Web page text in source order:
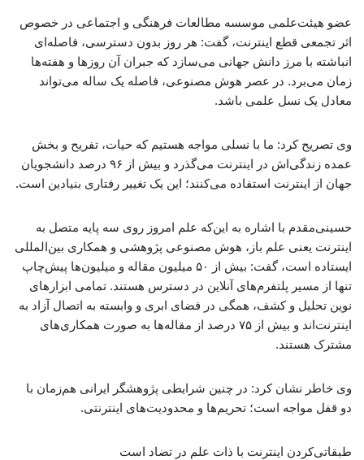
عضو هیئت‌علمی موسسه مطالعات فرهنگی و اجتماعی در خصوص
اثر تجمعی قطع اینترنت، گفت: هر روز بدون دسترسی، فاصله‌ای
انباشته با مرز دانش جهانی می‌سازد که جبران آن روزها و هفته‌ها
زمان می‌برد. در عصر هوش مصنوعی، فاصله یک ساله می‌تواند
معادل یک نسل علمی باشد.
وی تصریح کرد: ما با نسلی مواجه هستیم که حیات، تفریح و بخش
عمده زندگی‌اش در اینترنت می‌گذرد و بیش از ۹۶ درصد دانشجویان
جهان از اینترنت استفاده می‌کنند؛ این یک تغییر رفتاری بنیادین است.
حسینی‌مقدم با اشاره به این‌که علم امروز روی سه پایه متصل به
اینترنت یعنی علم باز، هوش مصنوعی پژوهشی و همکاری بین‌المللی
ایستاده است، گفت: بیش از ۵۰ میلیون مقاله و میلیون‌ها پیش‌چاپ
تنها از مسیر پلتفرم‌های آنلاین در دسترس هستند. تمامی ابزارهای
نوین تحلیل و کشف، همگی در فضای ابری و وابسته به اتصال آزاد به
اینترنت‌اند و بیش از ۷۵ درصد از مقاله‌ها به صورت همکاری‌های
مشترک هستند.
وی خاطر نشان کرد: در چنین شرایطی پژوهشگر ایرانی هم‌زمان با
دو قفل مواجه است؛ تحریم‌ها و محدودیت‌های اینترنتی.
طبقاتی‌کردن اینترنت با ذات علم در تضاد است